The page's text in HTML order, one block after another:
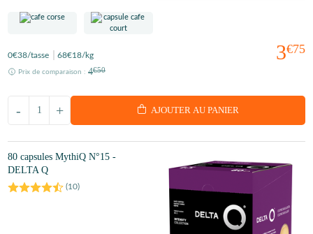
3€75
0€38/tasse 68€18/kg
Prix de comparaison : 4€50
+
- AJOUTER AU PANIER
80 capsules MythiQ N°15 -
DELTA Q
(10)